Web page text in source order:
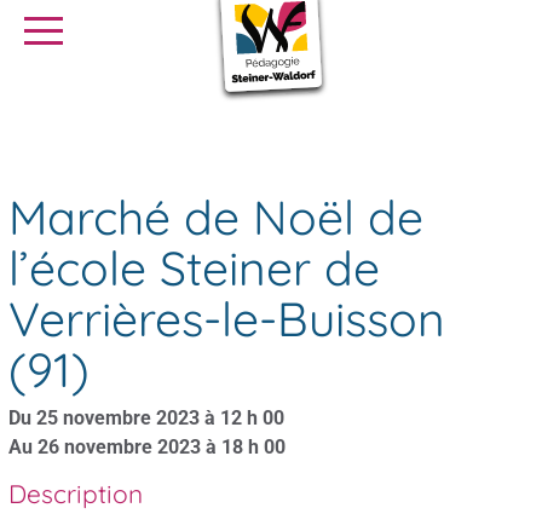
SE FORMER
Marché de Noël de
l’école Steiner de
Verrières-le-Buisson
(91)
Du 25 novembre 2023 à 12 h 00
Au 26 novembre 2023 à 18 h 00
Description